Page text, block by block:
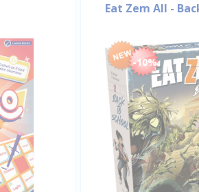
Eat Zem All -
-10%